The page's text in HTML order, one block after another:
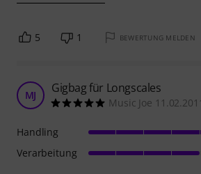
5 1 BEWERTUNG MELDEN
MJ Gigbag für Longscales
Music Joe
Handling
Verarbeitung